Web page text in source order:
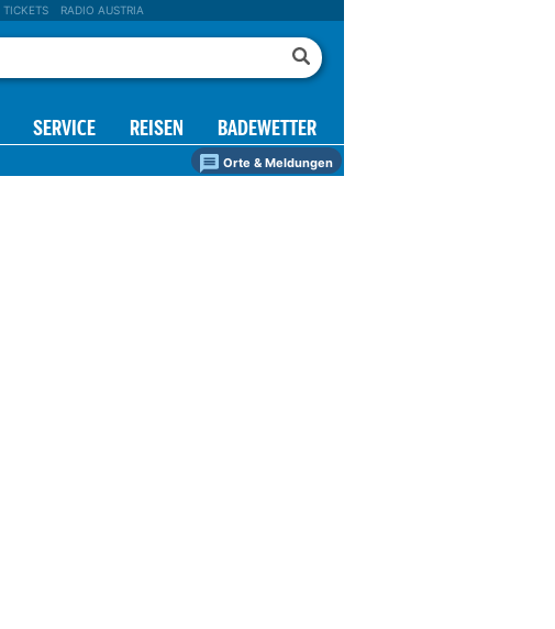
TICKETS RADIO AUSTRIA
SERVICE REISEN BADEWETTER
Orte & Meldungen